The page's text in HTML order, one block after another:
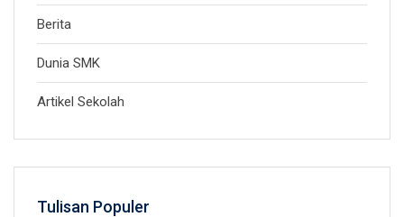
Berita
Dunia SMK
Artikel Sekolah
Tulisan Populer